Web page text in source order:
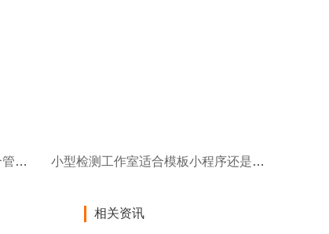
开发食品检测小程序,需要搭建几个管理端口? 小型检测工作室适合模板小程序还是定制开发?
相关资讯